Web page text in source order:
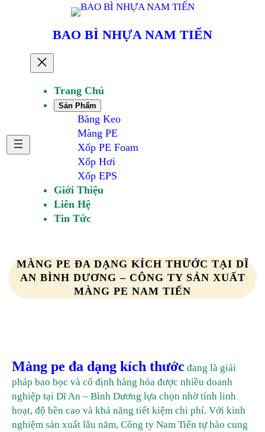
BAO BÌ NHỰA NAM TIẾN
Trang Chủ
Sản Phẩm
Băng Keo
Màng PE
Xốp PE Foam
Xốp Hơi
Xốp EPS
Giới Thiệu
Liên Hệ
Tin Tức
MÀNG PE ĐA DẠNG KÍCH THƯỚC TẠI DĨ
AN BÌNH DƯƠNG – CÔNG TY SẢN XUẤT
MÀNG PE NAM TIẾN
Màng pe đa dạng kích thước đang là giải
pháp bao bọc và cố định hàng hóa được nhiều doanh
nghiệp tại Dĩ An – Bình Dương lựa chọn nhờ tính linh
hoạt, độ bền cao và khả năng tiết kiệm chi phí. Với kinh
nghiệm sản xuất lâu năm, Công ty Nam Tiến tự hào cung